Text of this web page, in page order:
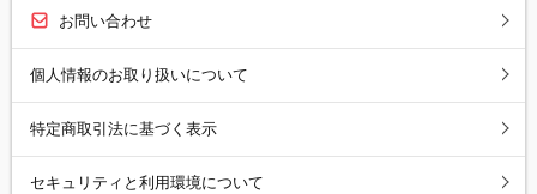
お問い合わせ
個人情報のお取り扱いについて
特定商取引法に基づく表示
セキュリティと利用環境について